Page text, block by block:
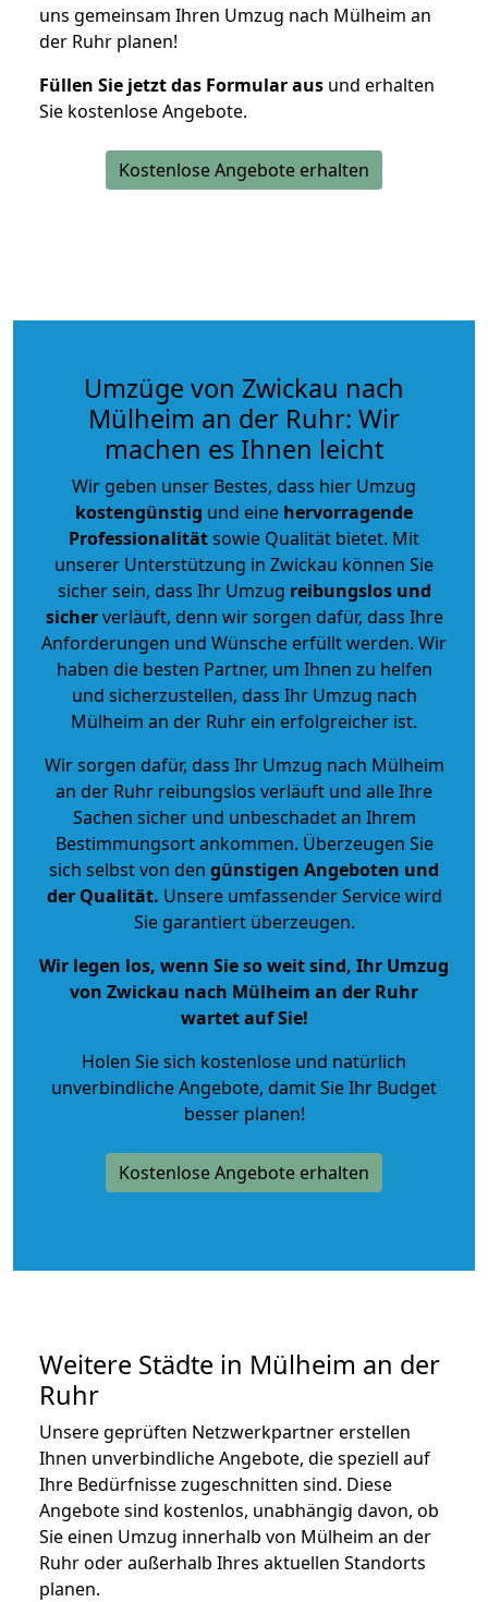
uns gemeinsam Ihren Umzug nach Mülheim an
der Ruhr planen!
Füllen Sie jetzt das Formular aus und erhalten
Sie kostenlose Angebote.
Kostenlose Angebote erhalten
Umzüge von Zwickau nach
Mülheim an der Ruhr: Wir
machen es Ihnen leicht
Wir geben unser Bestes, dass hier Umzug
kostengünstig und eine hervorragende
Professionalitätsowie Qualität bietet. Mit
unserer Unterstützung in Zwickau können Sie
sicher sein, dass Ihr Umzug reibungslos und
sicherverläuft, denn wir sorgen dafür, dass Ihre
Anforderungen und Wünsche erfüllt werden. Wir
haben die besten Partner, um Ihnen zu helfen
und sicherzustellen, dass Ihr Umzug nach
Mülheim an der Ruhr ein erfolgreicher ist.
Wir sorgen dafür, dass Ihr Umzug nach Mülheim
an der Ruhr reibungslos verläuft und alle Ihre
Sachen sicher und unbeschadet an Ihrem
Bestimmungsort ankommen. Überzeugen Sie
sich selbst von den günstigen Angeboten und
der Qualität. Unsere umfassender Service wird
Sie garantiert überzeugen.
Wir legen los, wenn Sie so weit sind, Ihr Umzug
von Zwickau nach Mülheim an der Ruhr
wartet auf Sie!
Holen Sie sich kostenlose und natürlich
unverbindliche Angebote, damit Sie Ihr Budget
besser planen!
Kostenlose Angebote erhalten
Weitere Städte in Mülheim an der
Ruhr
Unsere geprüften Netzwerkpartner erstellen
Ihnen unverbindliche Angebote, die speziell auf
Ihre Bedürfnisse zugeschnitten sind. Diese
Angebote sind kostenlos, unabhängig davon, ob
Sie einen Umzug innerhalb von Mülheim an der
Ruhr oder außerhalb Ihres aktuellen Standorts
planen.